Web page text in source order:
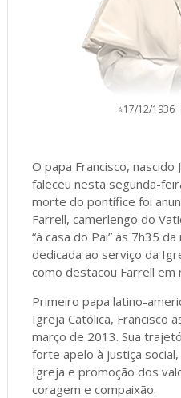
⭐17/12/
O papa Francisco,
faleceu nesta segunda-
morte do pontífice foi
Farrell, camerlengo do
“à casa do Pai” às 7h35
dedicada ao serviço da
como destacou Farrell em
Primeiro papa latino-
Igreja Católica, Francisco
março de 2013. Sua
forte apelo à justiça
Igreja e promoção dos
coragem e compaixão.